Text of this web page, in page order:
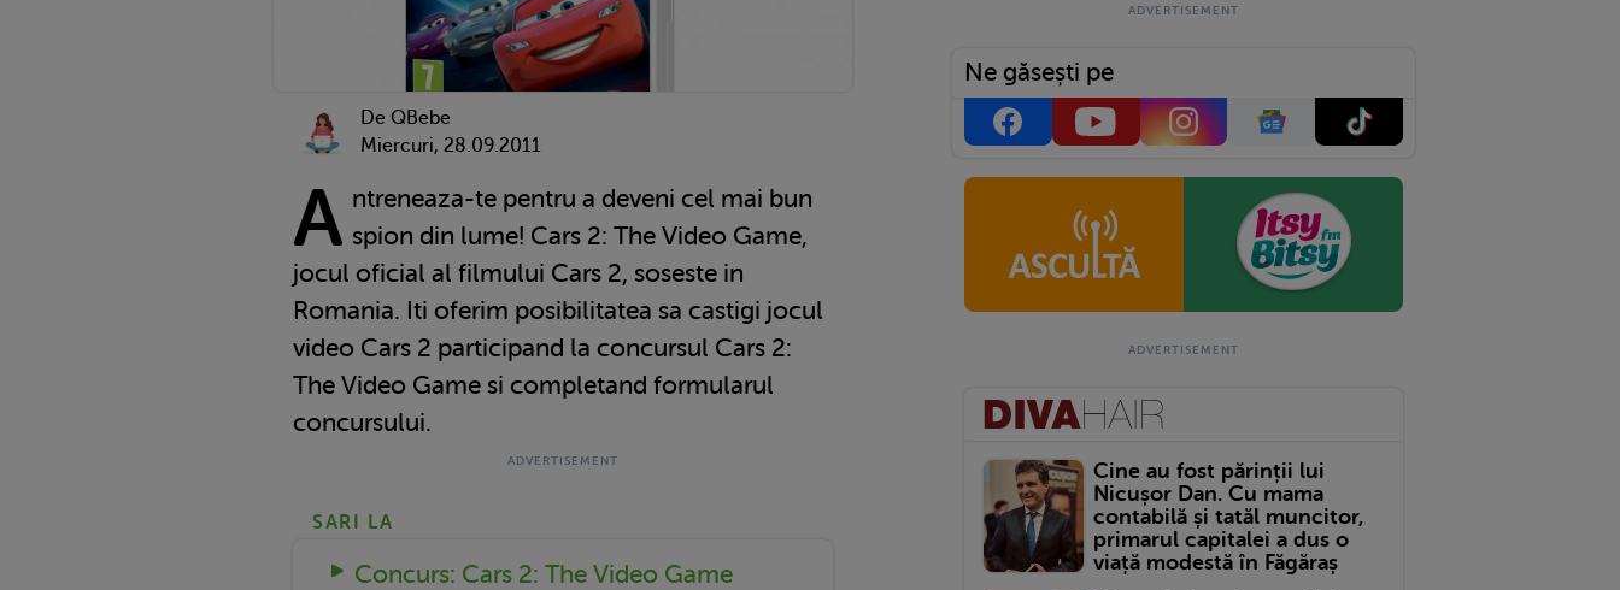
De QBebe
Miercuri, 28.09.2011
A ntreneaza-te pentru a deveni cel mai bun
spion din lume! Cars 2: The Video Game,
jocul oficial al filmului Cars 2, soseste in
Romania. Iti oferim posibilitatea sa castigi jocul
video Cars 2 participand la concursul Cars 2:
The Video Game si completand formularul
concursului.
SARI LA
Concurs: Cars 2: The Video Game
Ne găsești pe
Cine au fost părinții lui
Nicușor Dan. Cu mama
contabilă și tatăl muncitor,
primarul capitalei a dus o
viață modestă în Făgăraș